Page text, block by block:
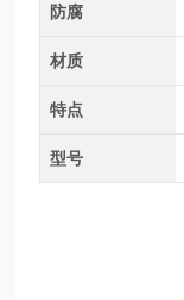
防腐
材质
特点
型号